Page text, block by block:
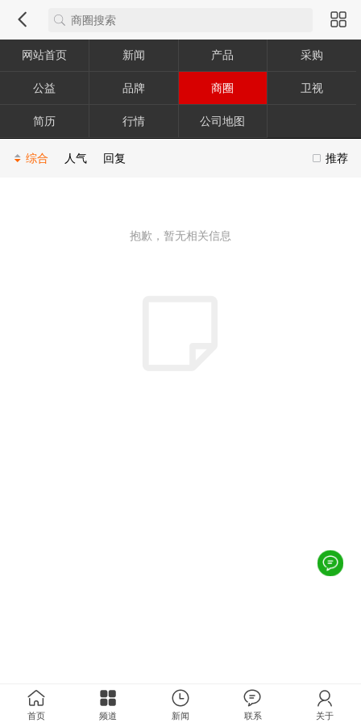
网站首页 新闻 产品 采购
公益 品牌 商圈 卫视
简历 行情 公司地图
推荐
综合 人气 回复
抱歉，暂无相关信息
首页 频道 新闻 联系 关于